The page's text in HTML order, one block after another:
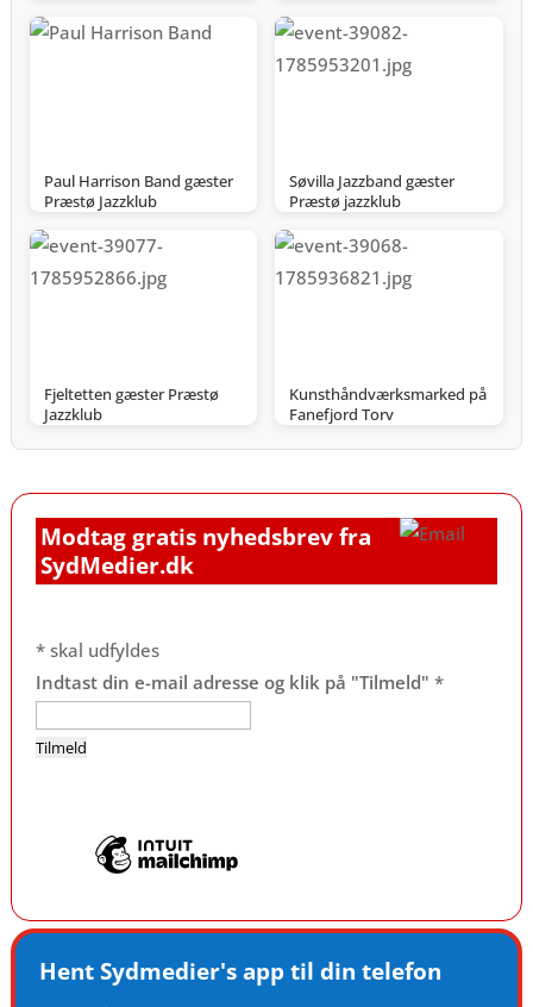
Paul Harrison Band gæster
Præstø Jazzklub
Søvilla Jazzband gæster
Præstø jazzklub
Fjeltetten gæster Præstø
Jazzklub
Kunsthåndværksmarked på
Fanefjord Torv
Modtag gratis nyhedsbrev fra
SydMedier.dk
*skal udfyldes
Indtast din e-mail adresse og klik på "Tilmeld" *
Hent Sydmedier's app til din telefon